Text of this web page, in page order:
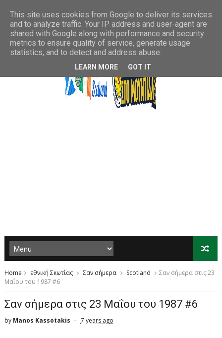
Home εθνική Σκωτίας Σαν σήμερα Scotland
Σαν σήμερα στις 23
Μαΐου του 1987 #6
Σαν σήμερα στις 23 Μαΐου του 1987 #6
by Manos Kassotakis 7 years ago
This site uses cookies from Google to deliver its services
and to analyze traffic. Your IP address and user-agent are
shared with Google along with performance and security
metrics to ensure quality of service, generate usage
statistics, and to detect and address abuse.
LEARN MORE GOT IT